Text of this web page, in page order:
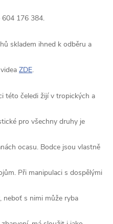
604 176 384.
skladem ihned k odběru a
ZDE.
této čeledi žijí v tropických a
pro všechny druhy je
ocasu. Bodce jsou vlastně
Při manipulaci s dospělými
neboť s nimi může ryba